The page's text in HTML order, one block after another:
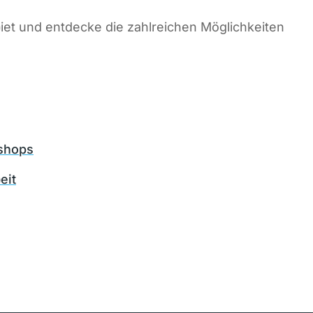
umzugehen und in die
Selbststeuerung, -
und entdecke die zahlreichen Möglichkeiten